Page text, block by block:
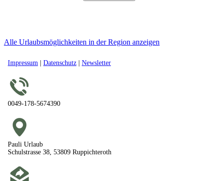
Alle Urlaubsmöglichkeiten in der Region anzeigen
Impressum Datenschutz Newsletter
0049-178-5674390
Pauli Urlaub
Schulstrasse 38, 53809 Ruppichteroth